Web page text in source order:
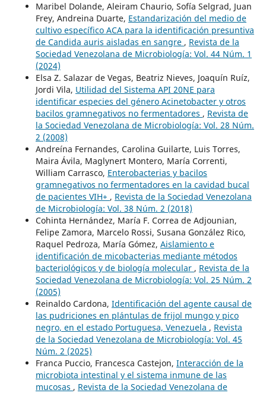
Maribel Dolande, Aleiram Chaurio, Sofía Selgrad, Juan
Frey, Andreina Duarte, Estandarización del medio de
cultivo específico ACA para la identificación presuntiva
de Candida auris aisladas en sangre , Revista de la
Sociedad Venezolana de Microbiología: Vol. 44 Núm. 1
(2024)
Elsa Z. Salazar de Vegas, Beatriz Nieves, Joaquín Ruíz,
Jordi Vila, Utilidad del Sistema API 20NE para
identificar especies del género Acinetobacter y otros
bacilos gramnegativos no fermentadores , Revista de
la Sociedad Venezolana de Microbiología: Vol. 28 Núm.
2 (2008)
Andreína Fernandes, Carolina Guilarte, Luis Torres,
Maira Ávila, Maglynert Montero, María Correnti,
William Carrasco, Enterobacterias y bacilos
gramnegativos no fermentadores en la cavidad bucal
de pacientes VIH+ , Revista de la Sociedad Venezolana
de Microbiología: Vol. 38 Núm. 2 (2018)
Cohinta Hernández, María F. Correa de Adjounian,
Felipe Zamora, Marcelo Rossi, Susana González Rico,
Raquel Pedroza, María Gómez, Aislamiento e
identificación de micobacterias mediante métodos
bacteriológicos y de biología molecular , Revista de la
Sociedad Venezolana de Microbiología: Vol. 25 Núm. 2
(2005)
Reinaldo Cardona, Identificación del agente causal de
las pudriciones en plántulas de frijol mungo y pico
negro, en el estado Portuguesa, Venezuela , Revista
de la Sociedad Venezolana de Microbiología: Vol. 45
Núm. 2 (2025)
Franca Puccio, Francesca Castejon, Interacción de la
microbiota intestinal y el sistema inmune de las
mucosas , Revista de la Sociedad Venezolana de